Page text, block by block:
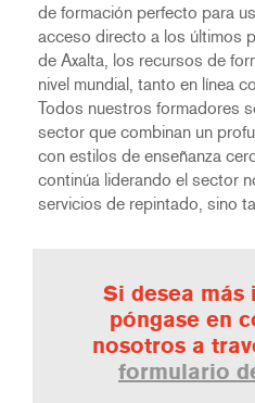
de formación perfecto para
acceso directo a los últimos
de Axalta, los recursos de
nivel mundial, tanto en línea
Todos nuestros formadores
sector que combinan un
con estilos de enseñanza
continúa liderando el sector
servicios de repintado, sino
Si desea más
póngase en
nosotros a
formulario